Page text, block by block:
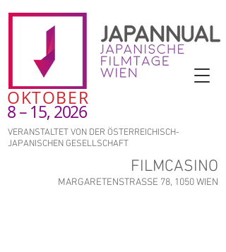
OKTOBER
8 – 15, 2026
VERANSTALTET VON DER ÖSTERREICHISCH-
JAPANISCHEN GESELLSCHAFT
FILMCASINO
MARGARETENSTRASSE 78, 1050 WIEN